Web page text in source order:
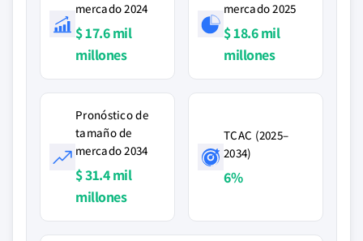
mercado 2024
$ 17.6 mil
millones
mercado 2025
$ 18.6 mil
millones
Pronóstico de
tamaño de
mercado 2034
$ 31.4 mil
millones
TCAC (2025–
2034)
6%